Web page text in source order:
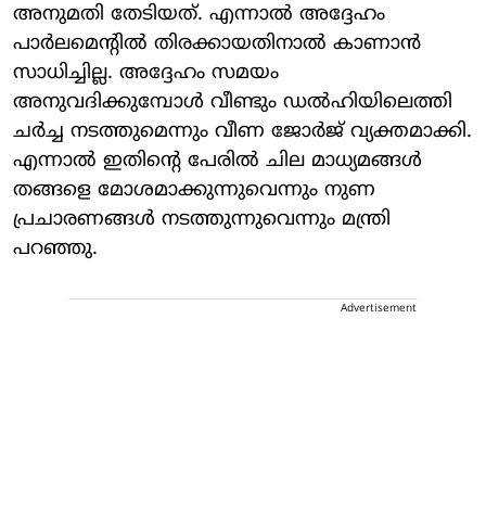
അനുമതി തേടിയത്. എന്നാല്‍ അദ്ദേഹം
പാര്‍ലമെന്‍റില്‍ തിരക്കായതിനാല്‍ കാണാന്‍
സാധിച്ചില്ല. അദ്ദേഹം സമയം
അനുവദിക്കുമ്പോള്‍ വീണ്ടും ഡല്‍ഹിയിലെത്തി
ചര്‍ച്ച നടത്തുമെന്നും വീണ ജോര്‍ജ് വ്യക്തമാക്കി.
എന്നാല്‍ ഇതിന്‍റെ പേരില്‍ ചില മാധ്യമങ്ങള്‍
തങ്ങളെ മോശമാക്കുന്നുവെന്നും നുണ
പ്രചാരണങ്ങള്‍ നടത്തുന്നുവെന്നും മന്ത്രി
പറഞ്ഞു.
Advertisement